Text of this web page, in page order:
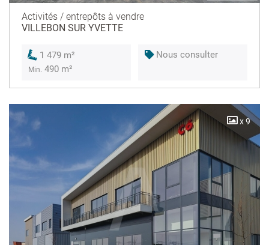
Activités / entrepôts à vendre
VILLEBON SUR YVETTE
1 479 m²
Min. 490 m²
Nous consulter
x 9